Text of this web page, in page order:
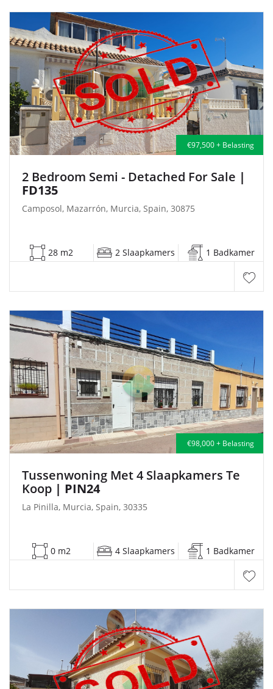
€97,500 + Belasting
2 Bedroom Semi - Detached For Sale |
FD135
Camposol, Mazarrón, Murcia, Spain, 30875
28 m2 2 Slaapkamers 1 Badkamer
€98,000 + Belasting
Tussenwoning Met 4 Slaapkamers Te
Koop | PIN24
La Pinilla, Murcia, Spain, 30335
0 m2 4 Slaapkamers 1 Badkamer